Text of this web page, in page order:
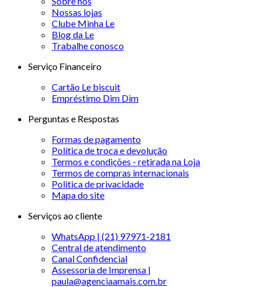
Nossas lojas
Clube Minha Le
Blog da Le
Trabalhe conosco
Serviço Financeiro
Cartão Le biscuit
Empréstimo Dim Dim
Perguntas e Respostas
Formas de pagamento
Política de troca e devolução
Termos e condições - retirada na Loja
Termos de compras internacionais
Politica de privacidade
Mapa do site
Serviços ao cliente
WhatsApp | (21) 97971-2181
Central de atendimento
Canal Confidencial
Assessoria de Imprensa |
paula@agenciaamais.com.br